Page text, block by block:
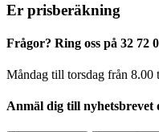
Er prisberäkning
Frågor? Ring oss på 32 72
Måndag till torsdag från
Anmäl dig till nyhetsbrevet